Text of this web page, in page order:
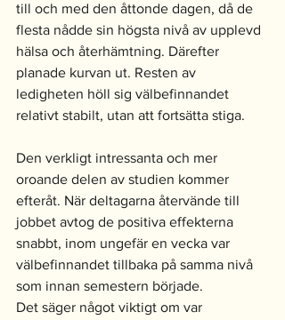
till och med den åttonde dagen, då de
flesta nådde sin högsta nivå av upplevd
hälsa och återhämtning. Därefter
planade kurvan ut. Resten av
ledigheten höll sig välbefinnandet
relativt stabilt, utan att fortsätta stiga.
Den verkligt intressanta och mer
oroande delen av studien kommer
efteråt. När deltagarna återvände till
jobbet avtog de positiva effekterna
snabbt, inom ungefär en vecka var
välbefinnandet tillbaka på samma nivå
som innan semestern började.
Det säger något viktigt om var